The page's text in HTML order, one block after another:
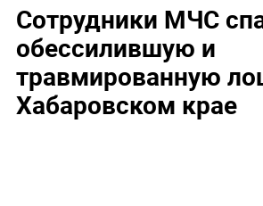
Сотрудники МЧС
обессилившую и
травмированную
Хабаровском крае